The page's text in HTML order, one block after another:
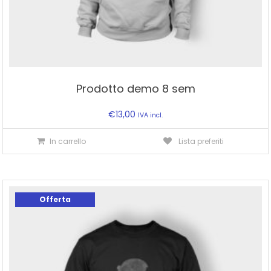
Prodotto demo 8 sem
€13,00 IVA incl.
In carrello Lista preferiti
Offerta